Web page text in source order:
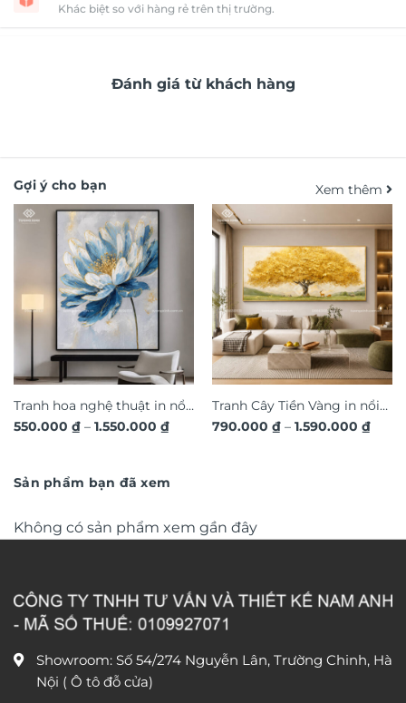
Khác biệt so với hàng rẻ trên thị trường.
Đánh giá từ khách hàng
Gợi ý cho bạn Xem thêm
Tranh hoa nghệ thuật in nổi
3D hiệu ứng dát vàng sang
550.000 ₫ – 1.550.000 ₫Khoảng
1.550.000 ₫
Tranh Cây Tiền Vàng in nổi
3D dát vàng ánh kim sang
790.000 ₫ – 1.590.000 ₫
Sản phẩm bạn đã xem
Không có sản phẩm xem gần đây
Showroom: Số 54/274 Nguyễn Lân, Trường Chinh, Hà
Nội ( Ô tô đỗ cửa)